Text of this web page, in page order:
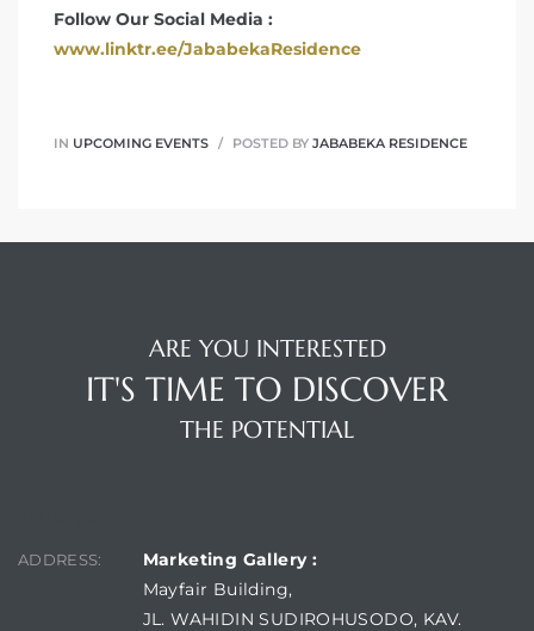
Follow Our Social Media :
www.linktr.ee/JababekaResidence
IN UPCOMING EVENTS POSTED BY JABABEKA RESIDENCE
ARE YOU INTERESTED
IT'S TIME TO DISCOVER
THE POTENTIAL
ADDRESS:
Marketing Gallery :
Mayfair Building,
JL. WAHIDIN SUDIROHUSODO, KAV.